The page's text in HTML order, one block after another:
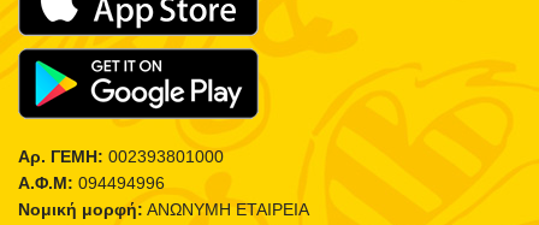
Αρ. ΓΕΜΗ: 002393801000
Α.Φ.Μ: 094494996
Νομική μορφή: ΑΝΩΝΥΜΗ ΕΤΑΙΡΕΙΑ